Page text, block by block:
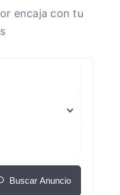
encaja con tu
Buscar Anuncio